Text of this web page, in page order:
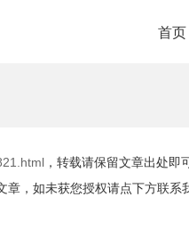
首页
，转载请保留文章出处即
，如未获您授权请点下方联系